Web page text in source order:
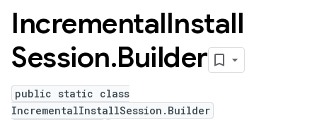
IncrementalInstall
Session.Builder
public static class
IncrementalInstallSession.Builder